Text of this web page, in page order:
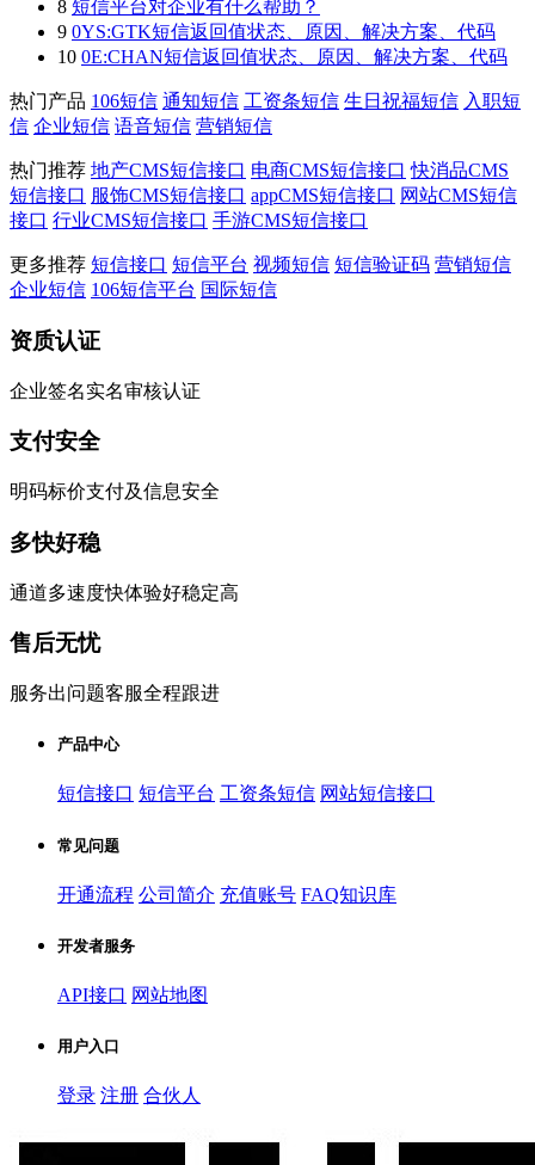
8 短信平台对企业有什么帮助？
9 0YS:GTK短信返回值状态、原因、解决方案、代码
10 0E:CHAN短信返回值状态、原因、解决方案、代码
热门产品 106短信 通知短信 工资条短信 生日祝福短信 入职短
信 企业短信 语音短信 营销短信
热门推荐 地产CMS短信接口 电商CMS短信接口 快消品CMS
短信接口 服饰CMS短信接口 appCMS短信接口 网站CMS短信
接口 行业CMS短信接口 手游CMS短信接口
更多推荐 短信接口 短信平台 视频短信 短信验证码 营销短信
企业短信 106短信平台 国际短信
资质认证
企业签名实名审核认证
支付安全
明码标价支付及信息安全
多快好稳
通道多速度快体验好稳定高
售后无忧
服务出问题客服全程跟进
产品中心
短信接口 短信平台 工资条短信 网站短信接口
常见问题
开通流程 公司简介 充值账号 FAQ知识库
开发者服务
API接口 网站地图
用户入口
登录 注册 合伙人